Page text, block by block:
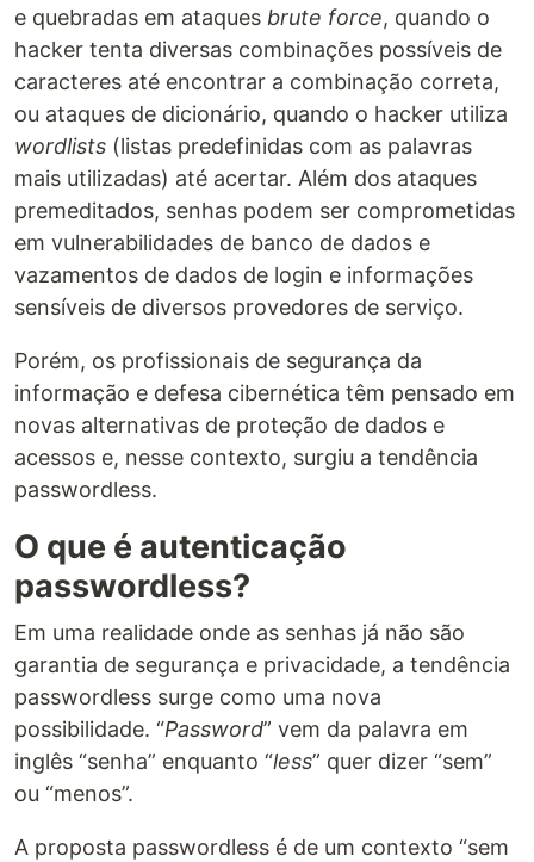
e quebradas em ataques brute force, quando o
hacker tenta diversas combinações possíveis de
caracteres até encontrar a combinação correta,
ou ataques de dicionário, quando o hacker utiliza
wordlists (listas predefinidas com as palavras
mais utilizadas) até acertar. Além dos ataques
premeditados, senhas podem ser comprometidas
em vulnerabilidades de banco de dados e
vazamentos de dados de login e informações
sensíveis de diversos provedores de serviço.
Porém, os profissionais de segurança da
informação e defesa cibernética têm pensado em
novas alternativas de proteção de dados e
acessos e, nesse contexto, surgiu a tendência
passwordless.
O que é autenticação
passwordless?
Em uma realidade onde as senhas já não são
garantia de segurança e privacidade, a tendência
passwordless surge como uma nova
possibilidade. “Password” vem da palavra em
inglês “senha” enquanto “less” quer dizer “sem”
ou “menos”.
A proposta passwordless é de um contexto “sem